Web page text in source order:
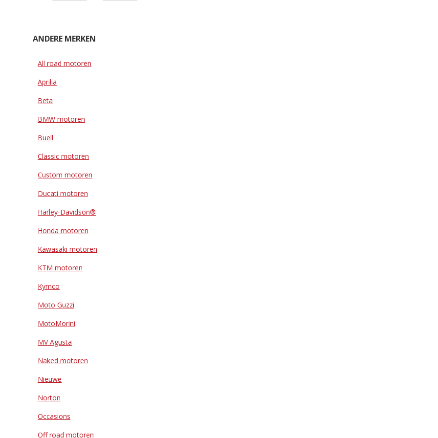
ANDERE MERKEN
All road motoren
Aprilia
Beta
BMW motoren
Buell
Classic motoren
Custom motoren
Ducati motoren
Harley-Davidson®
Honda motoren
Kawasaki motoren
KTM motoren
Kymco
Moto Guzzi
MotoMorini
MV Agusta
Naked motoren
Nieuwe
Norton
Occasions
Off road motoren